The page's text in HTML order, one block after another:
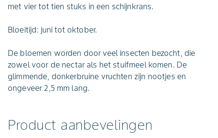
met vier tot tien stuks in een schijnkrans.
Bloeitijd: juni tot oktober.
De bloemen worden door veel insecten bezocht, die
zowel voor de nectar als het stuifmeel komen. De
glimmende, donkerbruine vruchten zijn nootjes en
ongeveer 2,5 mm lang.
Product aanbevelingen